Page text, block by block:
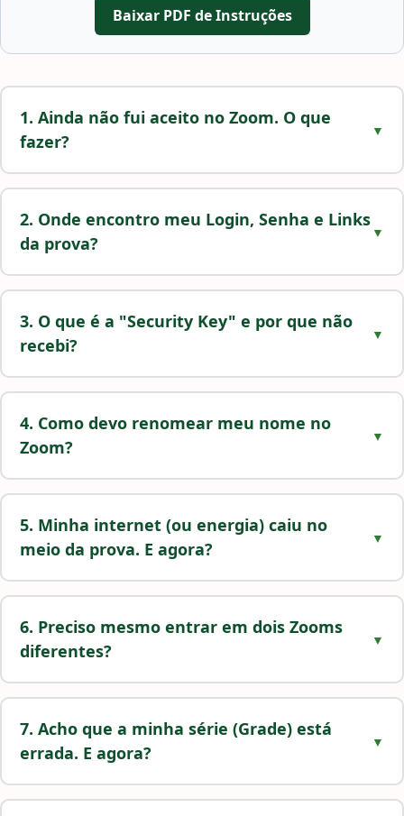
Baixar PDF de Instruções
1. Ainda não fui aceito no Zoom. O que
fazer?
2. Onde encontro meu Login, Senha e Links
da prova?
3. O que é a "Security Key" e por que não
recebi?
4. Como devo renomear meu nome no
Zoom?
5. Minha internet (ou energia) caiu no
meio da prova. E agora?
6. Preciso mesmo entrar em dois Zooms
diferentes?
7. Acho que a minha série (Grade) está
errada. E agora?